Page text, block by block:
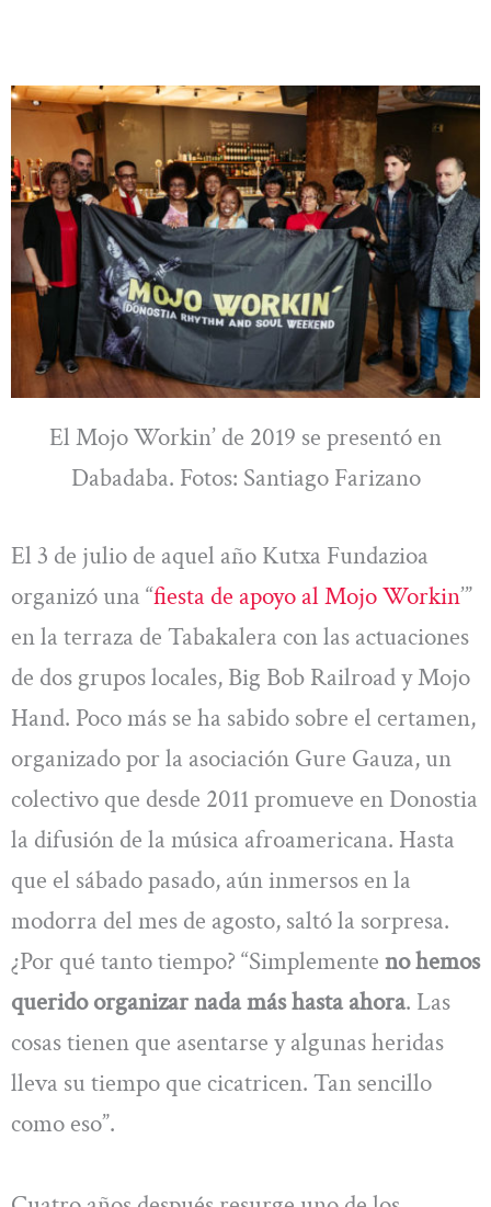
El Mojo Workin’ de 2019 se presentó en
Dabadaba. Fotos: Santiago Farizano
El 3 de julio de aquel año Kutxa Fundazioa
organizó una “fiesta de apoyo al Mojo Workin’”
en la terraza de Tabakalera con las actuaciones
de dos grupos locales, Big Bob Railroad y Mojo
Hand. Poco más se ha sabido sobre el certamen,
organizado por la asociación Gure Gauza, un
colectivo que desde 2011 promueve en Donostia
la difusión de la música afroamericana. Hasta
que el sábado pasado, aún inmersos en la
modorra del mes de agosto, saltó la sorpresa.
¿Por qué tanto tiempo? “Simplemente no hemos
querido organizar nada más hasta ahora. Las
cosas tienen que asentarse y algunas heridas
lleva su tiempo que cicatricen. Tan sencillo
como eso”.